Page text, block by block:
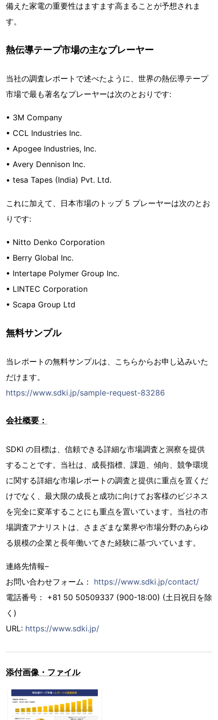
備えた家電の重要性はますます高まることが予想されま
す。
熱伝導テープ市場の主なプレーヤー
当社の調査レポートで述べたように、世界の熱伝導テープ
市場で最も著名なプレーヤーは次のとおりです:
• 3M Company
• CCL Industries Inc.
• Apogee Industries, Inc.
• Avery Dennison Inc.
• tesa Tapes (India) Pvt. Ltd.
これに加えて、日本市場のトップ 5 プレーヤーは次のとお
りです:
• Nitto Denko Corporation
• Berry Global Inc.
• Intertape Polymer Group Inc.
• LINTEC Corporation
• Scapa Group Ltd
無料サンプル
当レポートの無料サンプルは、こちらからお申し込みいた
だけます。
https://www.sdki.jp/sample-request-83286
会社概要：
SDKI の目標は、信頼できる詳細な市場調査と洞察を提供
することです。当社は、成長指標、課題、傾向、競争環境
に関する詳細な市場レポートの調査と提供に重点を置くだ
けでなく、最大限の成長と成功に向けてお客様のビジネス
を完全に変革することにも重点を置いています。当社の市
場調査アナリストは、さまざまな業界や市場分野のあらゆ
る規模の企業と長年働いてきた経験に基づいています。
連絡先情報–
お問い合わせフォーム： https://www.sdki.jp/contact/
電話番号： +81 50 50509337 (900-18:00) (土日祝日を除
く)
URL: https://www.sdki.jp/
添付画像・ファイル